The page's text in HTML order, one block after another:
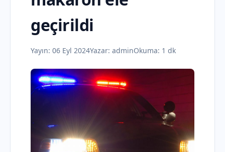
geçirildi
Yayın: 06 Eyl 2024Yazar: adminOkuma: 1 dk